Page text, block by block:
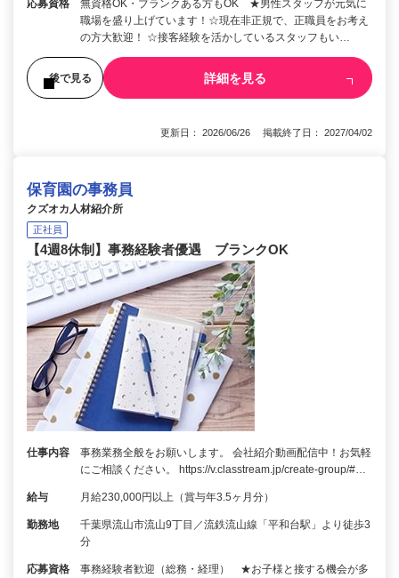
応募資格
無資格OK・ブランクある方もOK ★男性スタッフが元気に
職場を盛り上げています！☆現在非正規で、正職員をお考え
の方大歓迎！ ☆接客経験を活かしているスタッフもい…
後で見る 詳細を見る
更新日： 2026/06/26 掲載終了日： 2027/04/02
保育園の事務員
クズオカ人材紹介所
正社員
【4週8休制】事務経験者優遇 ブランクOK
仕事内容
事務業務全般をお願いします。 会社紹介動画配信中！お気軽
にご相談ください。 https://v.classtream.jp/create-group/#…
給与 月給230,000円以上（賞与年3.5ヶ月分）
勤務地
千葉県流山市流山9丁目／流鉄流山線「平和台駅」より徒歩3
分
応募資格
事務経験者歓迎（総務・経理） ★お子様と接する機会が多